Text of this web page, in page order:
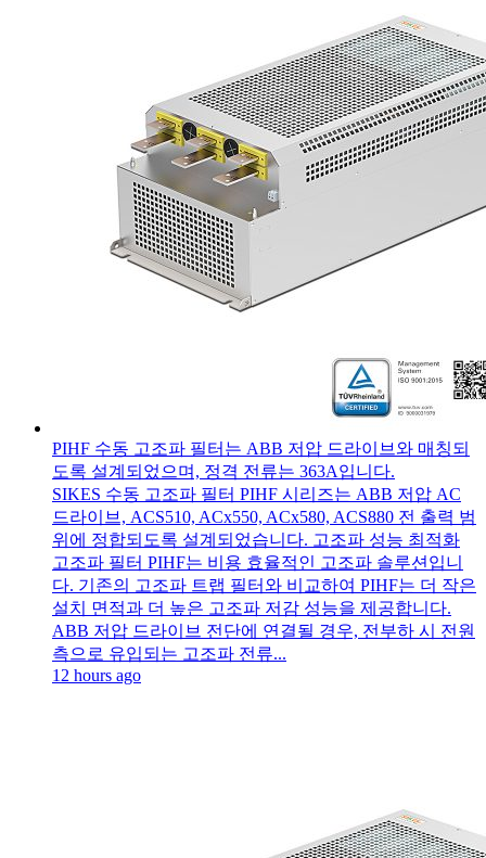
PIHF 수동 고조파 필터는 ABB 저압 드라이브와 매칭되
도록 설계되었으며, 정격 전류는 363A입니다.
SIKES 수동 고조파 필터 PIHF 시리즈는 ABB 저압 AC
드라이브, ACS510, ACx550, ACx580, ACS880 전 출력 범
위에 정합되도록 설계되었습니다. 고조파 성능 최적화
고조파 필터 PIHF는 비용 효율적인 고조파 솔루션입니
다. 기존의 고조파 트랩 필터와 비교하여 PIHF는 더 작은
설치 면적과 더 높은 고조파 저감 성능을 제공합니다.
ABB 저압 드라이브 전단에 연결될 경우, 전부하 시 전원
측으로 유입되는 고조파 전류...
12 hours ago